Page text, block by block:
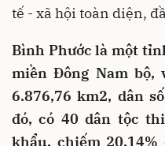
tế - xã hội toàn diện,
Bình Phước là một
miền Đông Nam
6.876,76 km2, dân
đó, có 40 dân tộc
khẩu, chiếm